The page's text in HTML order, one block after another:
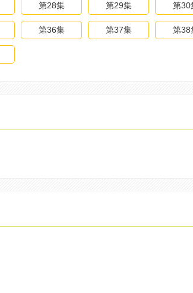
第28集 第29集 第30
第36集 第37集 第38